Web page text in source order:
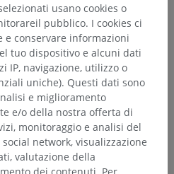
integrativi>
nervoso centrale
usano cookies o
pubblico. I cookies ci
e conservare informazioni
tuo dispositivo e alcuni dati
IP, navigazione, utilizzo o
uniche). Questi dati sono
e miglioramento
e/o della nostra offerta di
monitoraggio e analisi del
network, visualizzazione
valutazione della